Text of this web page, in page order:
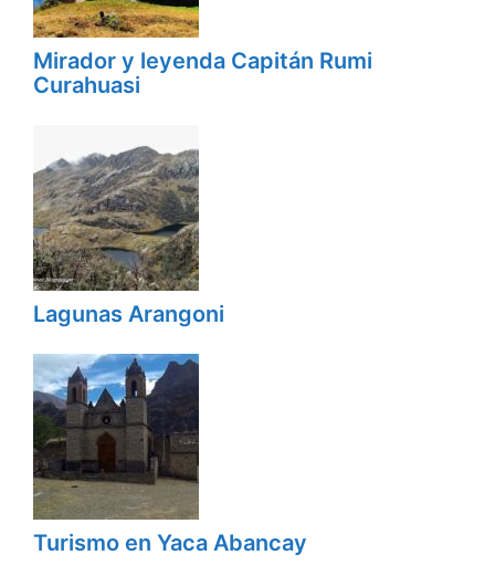
Mirador y leyenda Capitán Rumi
Curahuasi
Lagunas Arangoni
Turismo en Yaca Abancay